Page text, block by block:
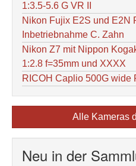
1:3.5-5.6 G VR II
Nikon Fujix E2S und E2N
Inbetriebnahme C. Zahn
Nikon Z7 mit Nippon
1:2.8 f=35mm und XXXX
RICOH Caplio 500G wide
Alle Kameras
Neu in der